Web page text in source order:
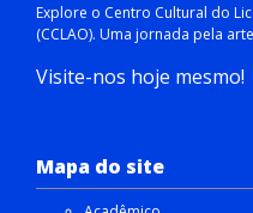
Explore o Centro Cultural do
(CCLAO). Uma jornada pela
Visite-nos hoje mesmo!
Mapa do site